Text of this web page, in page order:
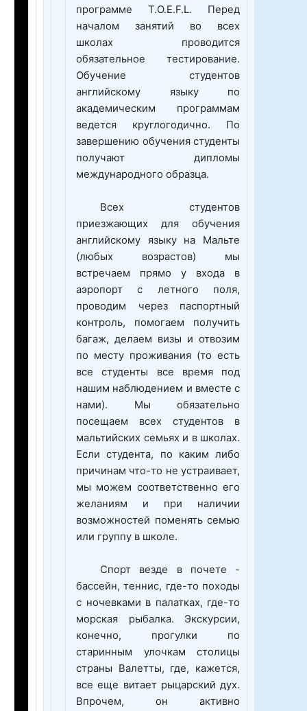
программе T.O.E.F.L. Перед
началом занятий во всех
школах проводится
обязательное тестирование.
Обучение студентов
английскому языку по
академическим программам
ведется круглогодично. По
завершению обучения студенты
получают дипломы
международного образца.
Всех студентов
приезжающих для обучения
английскому языку на Мальте
(любых возрастов) мы
встречаем прямо у входа в
аэропорт с летного поля,
проводим через паспортный
контроль, помогаем получить
багаж, делаем визы и отвозим
по месту проживания (то есть
все студенты все время под
нашим наблюдением и вместе с
нами). Мы обязательно
посещаем всех студентов в
мальтийских семьях и в школах.
Если студента, по каким либо
причинам что-то не устраивает,
мы можем соответственно его
желаниям и при наличии
возможностей поменять семью
или группу в школе.
Спорт везде в почете -
бассейн, теннис, где-то походы
с ночевками в палатках, где-то
морская рыбалка. Экскурсии,
конечно, прогулки по
старинным улочкам столицы
страны Валетты, где, кажется,
все еще витает рыцарский дух.
Впрочем, он активно